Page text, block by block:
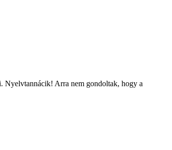
Nyelvtannácik! Arra nem gondoltak, hogy a